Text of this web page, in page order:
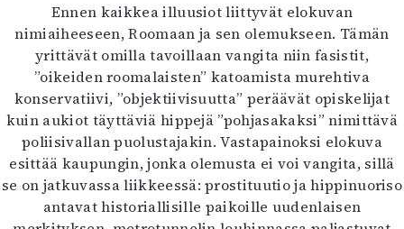
Ennen kaikkea illuusiot liittyvät elokuvan
nimiaiheeseen, Roomaan ja sen olemukseen. Tämän
yrittävät omilla tavoillaan vangita niin fasistit,
”oikeiden roomalaisten” katoamista murehtiva
konservatiivi, ”objektiivisuutta” peräävät opiskelijat
kuin aukiot täyttäviä hippejä ”pohjasakaksi” nimittävä
poliisivallan puolustajakin. Vastapainoksi elokuva
esittää kaupungin, jonka olemusta ei voi vangita, sillä
se on jatkuvassa liikkeessä: prostituutio ja hippinuoriso
antavat historiallisille paikoille uudenlaisen